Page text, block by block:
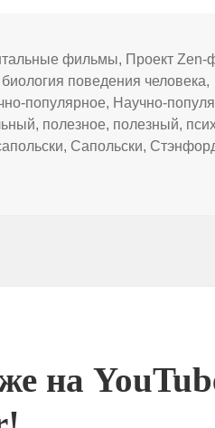
фильмы, Проект Zen-
биология поведения человека,
популярное, Научно-
, полезное, полезный,
, Сапольски,
на